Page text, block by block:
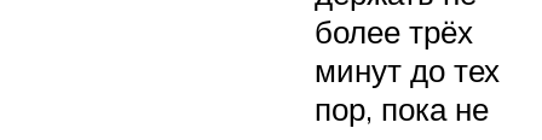
более трёх
минут до тех
пор, пока не